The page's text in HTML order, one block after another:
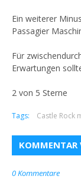
Ein weiterer
Passagier
Für
Erwartungen
2 von 5 Sterne
Tags: Castle Rock
KOMMENTAR
0 Kommentare